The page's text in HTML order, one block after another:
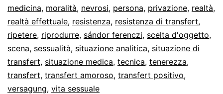
medicina, moralità, nevrosi, persona, privazione, realtà,
realtà effettuale, resistenza, resistenza di transfert,
ripetere, riprodurre, sándor ferenczi, scelta d'oggetto,
scena, sessualità, situazione analitica, situazione di
transfert, situazione medica, tecnica, tenerezza,
transfert, transfert amoroso, transfert positivo,
versagung, vita sessuale